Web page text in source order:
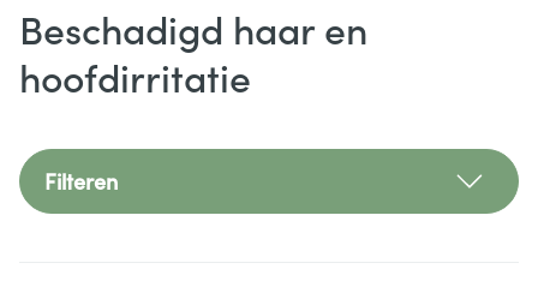
Beschadigd haar en
hoofdirritatie
Filteren